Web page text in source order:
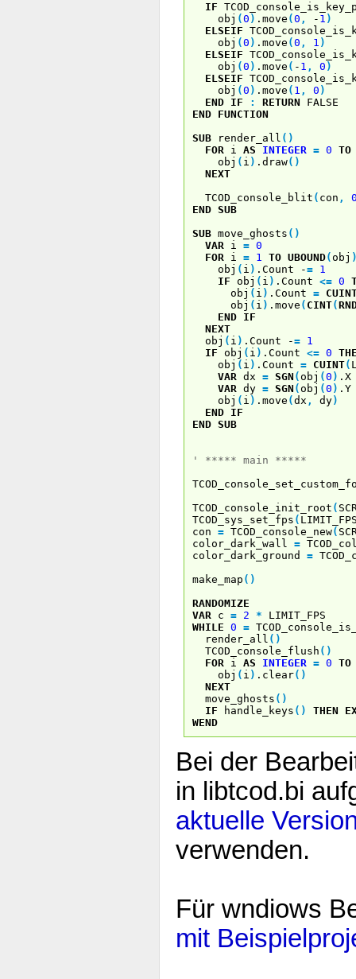
IF
obj (0 ) .move (0 , - 1 )
ELSEIF
obj (0 ) .move (0 , 1 )
ELSEIF
obj (0 ) .move ( - 1 , 0 )
ELSEIF
obj (0 ) .move ( 1 , 0 )
END IF : RETURN FALSE
END FUNCTION
SUB render_all ( )
FOR i AS INTEGER = 0 TO
obj ( i ) .draw( )
NEXT
TCOD_console_blit ( con ,
END SUB
SUB move_ghosts ( )
VAR i = 0
FOR i = 1 TO UBOUND(obj
obj ( i ) .Count -= 1
IF obj ( i ) .Count <= 0
obj ( i ) .Count =
obj ( i ) .move ( CINT(
END IF
NEXT
obj ( i ) .Count -= 1
IF obj ( i ) .Count <= 0
obj ( i ) .Count = CUINT(
VAR dx = SGN (obj (0 )
VAR dy = SGN (obj (0 )
obj ( i ) .move (dx , dy)
END IF
END SUB
' ***** main *****
TCOD_console_init_root (
TCOD_sys_set_fps (
con = TCOD_console_new(
color_dark_wall =
color_dark_ground =
make_map ( )
RANDOMIZE
VAR c = 2 * LIMIT_FPS
WHILE 0 =
render_all ( )
TCOD_console_flush ( )
FOR i AS INTEGER = 0 TO
obj ( i ) .clear( )
NEXT
move_ghosts ( )
IF handle_keys ( ) THEN
WEND
Bei der
in libtcod.bi
aktuelle
verwenden.
Für wndiows
mit